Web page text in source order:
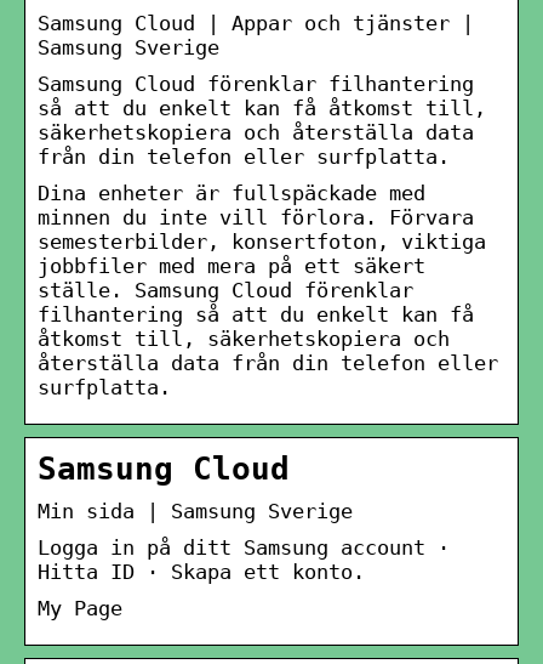
Samsung Cloud | Appar och tjänster |
Samsung Sverige
Samsung Cloud förenklar filhantering
så att du enkelt kan få åtkomst till,
säkerhetskopiera och återställa data
från din telefon eller surfplatta.
Dina enheter är fullspäckade med
minnen du inte vill förlora. Förvara
semesterbilder, konsertfoton, viktiga
jobbfiler med mera på ett säkert
ställe. Samsung Cloud förenklar
filhantering så att du enkelt kan få
åtkomst till, säkerhetskopiera och
återställa data från din telefon eller
surfplatta.
Samsung Cloud
Min sida | Samsung Sverige
Logga in på ditt Samsung account ·
Hitta ID · Skapa ett konto.
My Page